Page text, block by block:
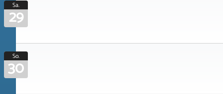
Sa.
29
So.
30